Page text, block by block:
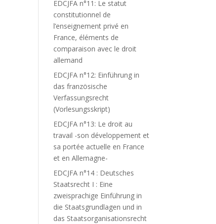
EDCJFA n°11: Le statut
constitutionnel de
l’enseignement privé en
France, éléments de
comparaison avec le droit
allemand
EDCJFA n°12: Einführung in
das französische
Verfassungsrecht
(Vorlesungsskript)
EDCJFA n°13: Le droit au
travail -son développement et
sa portée actuelle en France
et en Allemagne-
EDCJFA n°14 : Deutsches
Staatsrecht I : Eine
zweisprachige Einführung in
die Staatsgrundlagen und in
das Staatsorganisationsrecht